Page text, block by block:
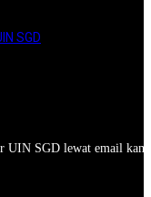
SGD
UIN SGD lewat email